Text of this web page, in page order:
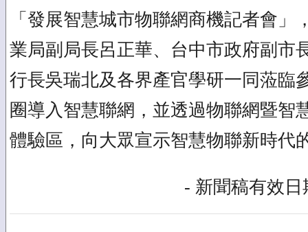
「發展智慧城市物聯網商機記者會」
業局副局長呂正華、台中市政府副市
行長吳瑞北及各界產官學研一同蒞臨
圈導入智慧聯網，並透過物聯網暨智
體驗區，向大眾宣示智慧物聯新時代
- 新聞稿有效日